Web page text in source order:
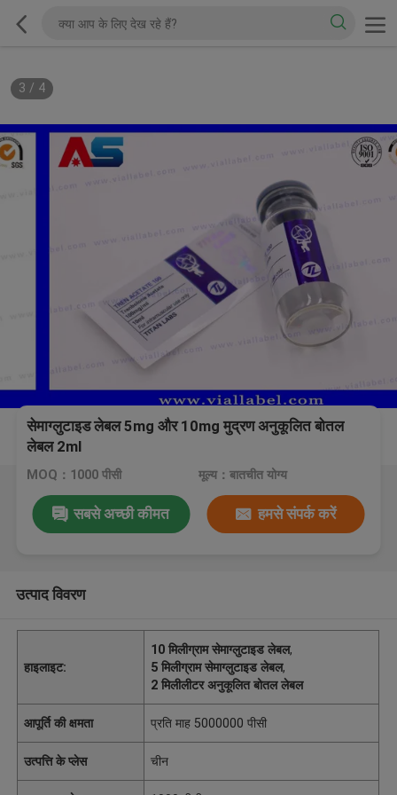
3 / 4
सेमाग्लुटाइड लेबल 5mg और 10mg मुद्रण अनुकूलित बोतल
लेबल 2ml
MOQ：1000 पीसी मूल्य：बातचीत योग्य
सबसे अच्छी कीमत हमसे संपर्क करें
उत्पाद विवरण
हाइलाइट:
10 मिलीग्राम सेमाग्लुटाइड लेबल,
5 मिलीग्राम सेमाग्लुटाइड लेबल,
2 मिलीलीटर अनुकूलित बोतल लेबल
आपूर्ति की क्षमता प्रति माह 5000000 पीसी
उत्पत्ति के प्लेस चीन